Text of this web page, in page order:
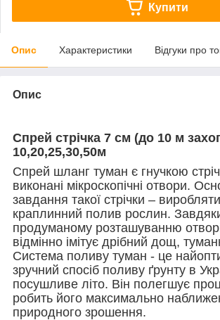
Купити
Опис Характеристики Відгуки про
Опис
Спрей стрічка 7 см (до 10 м
10,20,25,30,50м
Спрей шланг туман є гнучкою
виконані мікроскопічні отвори.
завдання такої стрічки –
краплинний полив рослин.
продуманому розташуванню
відмінно імітує дрібний дощ,
Система поливу туман - це
зручний спосіб поливу ґрунту в
посушливе літо. Він полегшує
робить його максимально
природного зрошення.